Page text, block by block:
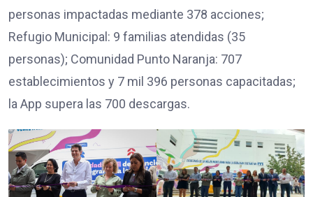
personas impactadas mediante 378 acciones;
Refugio Municipal: 9 familias atendidas (35
personas); Comunidad Punto Naranja: 707
establecimientos y 7 mil 396 personas capacitadas;
la App supera las 700 descargas.